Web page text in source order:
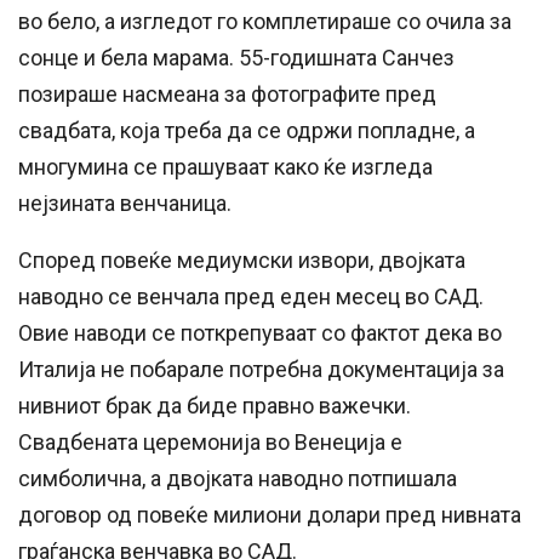
во бело, а изгледот го комплетираше со очила за
сонце и бела марама. 55-годишната Санчез
позираше насмеана за фотографите пред
свадбата, која треба да се одржи попладне, а
многумина се прашуваат како ќе изгледа
нејзината венчаница.
Според повеќе медиумски извори, двојката
наводно се венчала пред еден месец во САД.
Овие наводи се поткрепуваат со фактот дека во
Италија не побарале потребна документација за
нивниот брак да биде правно важечки.
Свадбената церемонија во Венеција е
симболична, а двојката наводно потпишала
договор од повеќе милиони долари пред нивната
граѓанска венчавка во САД.